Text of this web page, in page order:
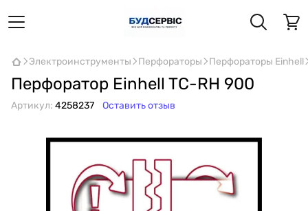
Электроинструменты Перфораторы Перфораторы Einhell
Перфоратор Einhell TC-RH 900
Артикул: 4258237 Оставить отзыв